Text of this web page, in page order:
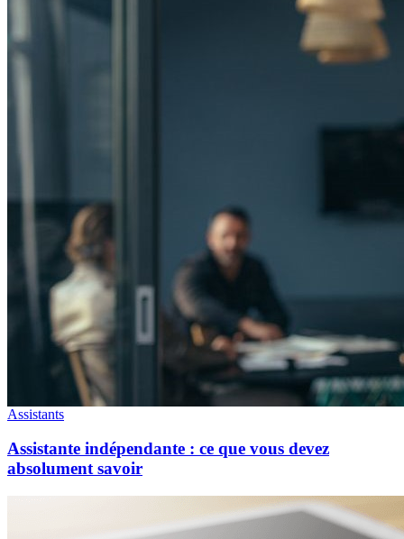
Assistants
Assistante indépendante : ce que vous devez
absolument savoir